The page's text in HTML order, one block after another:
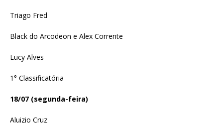
Triago Fred
Black do Arcodeon e Alex Corrente
Lucy Alves
1° Classificatória
18/07 (segunda-feira)
Aluizio Cruz